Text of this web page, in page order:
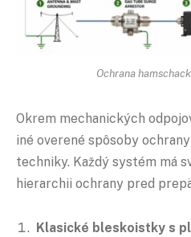
Ochrana
Okrem mechanických
iné overené spôsoby
techniky. Každý systém má
hierarchii ochrany pred
Klasické bleskoistky s